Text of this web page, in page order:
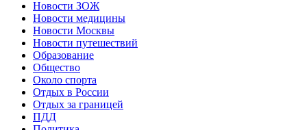
Новости ЗОЖ
Новости медицины
Новости Москвы
Новости путешествий
Образование
Общество
Около спорта
Отдых в России
Отдых за границей
ПДД